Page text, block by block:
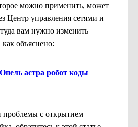
можно применить, может
Центр управления сетями и
вам нужно изменить
объяснено:
Опель астра робот коды
проблемы с открытием